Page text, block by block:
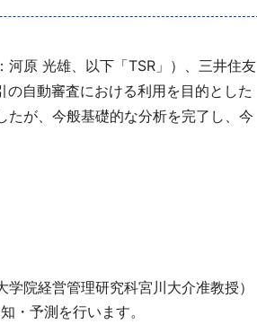
原 光雄、以下「TSR」）、三井住友
自動審査における利用を目的とした
が、今般基礎的な分析を完了し、今
院経営管理研究科宮川大介准教授）
・予測を行います。